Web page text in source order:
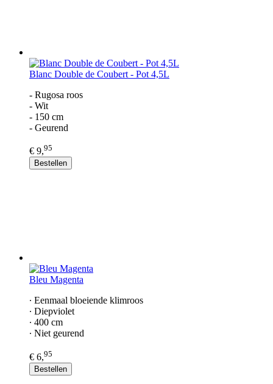
Blanc Double de Coubert - Pot 4,5L
- Rugosa roos
- Wit
- 150 cm
- Geurend
€ 9,95
Bestellen
Bleu Magenta
∙ Eenmaal bloeiende klimroos
∙ Diepviolet
∙ 400 cm
∙ Niet geurend
€ 6,95
Bestellen